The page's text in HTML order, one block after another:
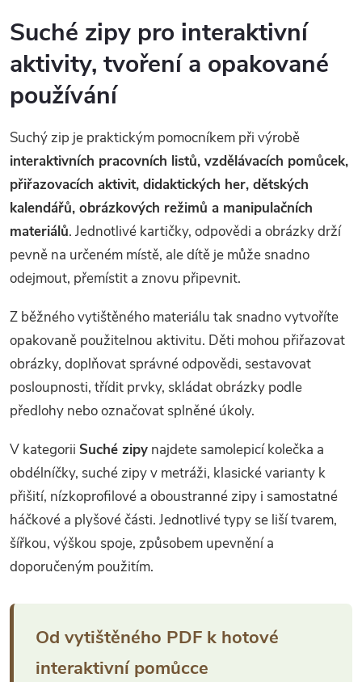
d
a
c
í
p
r
v
k
y
v
ý
p
i
s
u
á
n
k
o
v
á
n
í
Suché zipy pro interaktivní
aktivity, tvoření a opakované
používání
Suchý zip je praktickým pomocníkem při výrobě
interaktivních pracovních listů, vzdělávacích pomůcek,
přiřazovacích aktivit, didaktických her, dětských
kalendářů, obrázkových režimů a manipulačních
materiálů. Jednotlivé kartičky, odpovědi a obrázky drží
pevně na určeném místě, ale dítě je může snadno
odejmout, přemístit a znovu připevnit.
Z běžného vytištěného materiálu tak snadno vytvoříte
opakovaně použitelnou aktivitu. Děti mohou přiřazovat
obrázky, doplňovat správné odpovědi, sestavovat
posloupnosti, třídit prvky, skládat obrázky podle
předlohy nebo označovat splněné úkoly.
V kategorii Suché zipy najdete samolepicí kolečka a
obdélníčky, suché zipy v metráži, klasické varianty k
přišití, nízkoprofilové a oboustranné zipy i samostatné
háčkové a plyšové části. Jednotlivé typy se liší tvarem,
šířkou, výškou spoje, způsobem upevnění a
doporučeným použitím.
Od vytištěného PDF k hotové
interaktivní pomůcce